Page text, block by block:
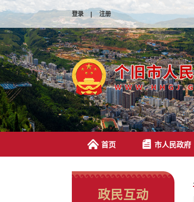
登录 | 注册
首页 市人民政府
政民互动